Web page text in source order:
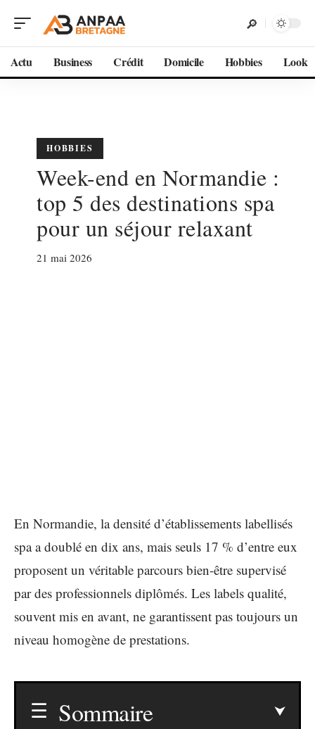
Actu Business Crédit Domicile Hobbies Look
HOBBIES
Week-end en Normandie :
top 5 des destinations spa
pour un séjour relaxant
21 mai 2026
En Normandie, la densité d’établissements labellisés
spa a doublé en dix ans, mais seuls 17 % d’entre eux
proposent un véritable parcours bien-être supervisé
par des professionnels diplômés. Les labels qualité,
souvent mis en avant, ne garantissent pas toujours un
niveau homogène de prestations.
Sommaire